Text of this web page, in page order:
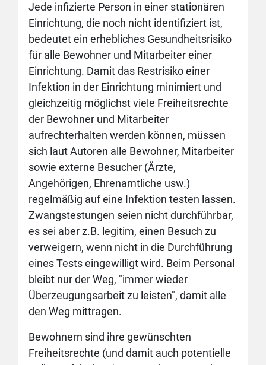
Jede infizierte Person in einer stationären
Einrichtung, die noch nicht identifiziert ist,
bedeutet ein erhebliches Gesundheitsrisiko
für alle Bewohner und Mitarbeiter einer
Einrichtung. Damit das Restrisiko einer
Infektion in der Einrichtung minimiert und
gleichzeitig möglichst viele Freiheitsrechte
der Bewohner und Mitarbeiter
aufrechterhalten werden können, müssen
sich laut Autoren alle Bewohner, Mitarbeiter
sowie externe Besucher (Ärzte,
Angehörigen, Ehrenamtliche usw.)
regelmäßig auf eine Infektion testen lassen.
Zwangstestungen seien nicht durchführbar,
es sei aber z.B. legitim, einen Besuch zu
verweigern, wenn nicht in die Durchführung
eines Tests eingewilligt wird. Beim Personal
bleibt nur der Weg, "immer wieder
Überzeugungsarbeit zu leisten", damit alle
den Weg mittragen.
Bewohnern sind ihre gewünschten
Freiheitsrechte (und damit auch potentielle